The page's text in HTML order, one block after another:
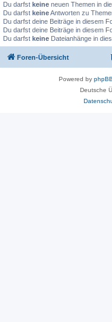
Du darfst keine neuen Themen in
Du darfst keineAntworten zu
Du darfst deine Beiträge in diesem
Du darfst deine Beiträge in diesem
Du darfst keine Dateianhänge in
Foren-Übersicht
Powered by phpBB
Deutsche